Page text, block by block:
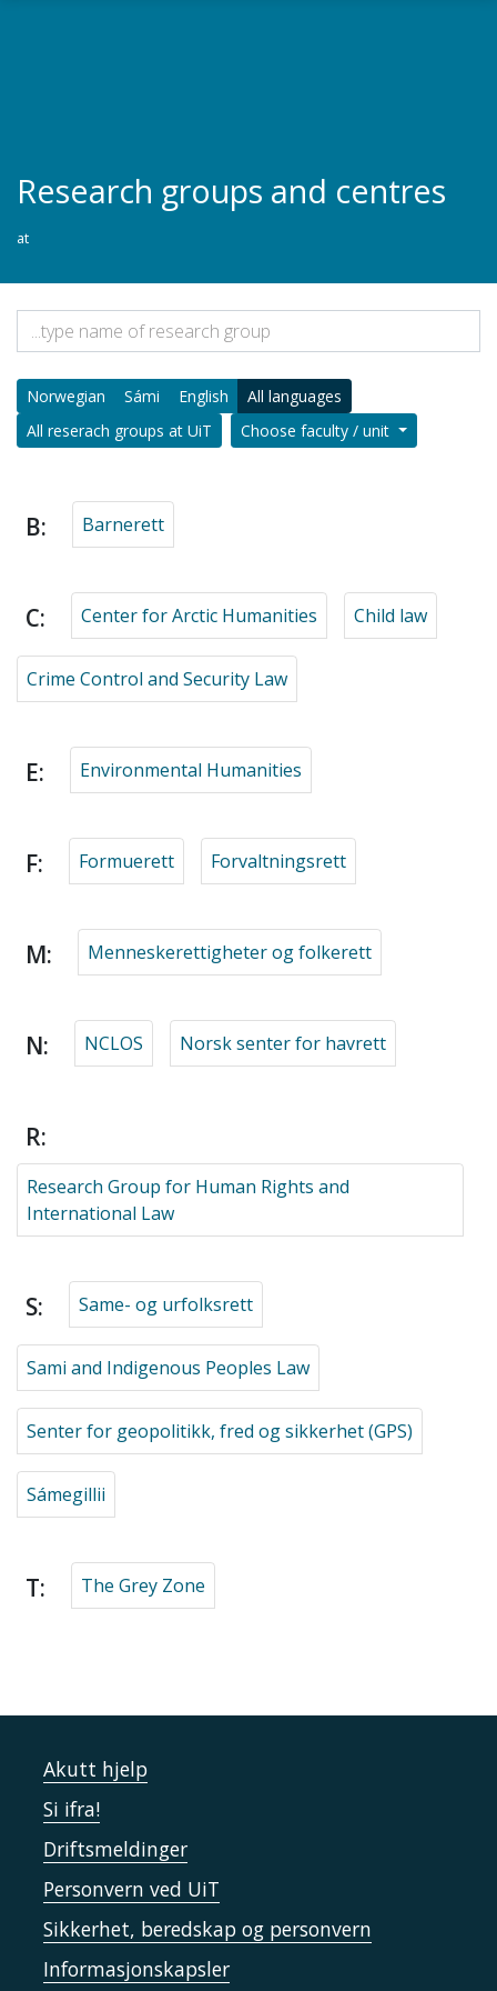
Research groups and centres
at
Norwegian Sámi English
All languages
All reserach groups at UiT
Choose faculty / unit
B: Barnerett
C: Center for Arctic Humanities Child law
Crime Control and Security Law
E: Environmental Humanities
F: Formuerett Forvaltningsrett
M: Menneskerettigheter og folkerett
N: NCLOS Norsk senter for havrett
R:
Research Group for Human Rights and
International Law
S: Same- og urfolksrett
Sami and Indigenous Peoples Law
Senter for geopolitikk, fred og sikkerhet (GPS)
Sámegillii
T: The Grey Zone
Akutt hjelp
Si ifra!
Driftsmeldinger
Personvern ved UiT
Sikkerhet, beredskap og personvern
Informasjonskapsler